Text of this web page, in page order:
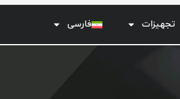
تجهیزات فارسی